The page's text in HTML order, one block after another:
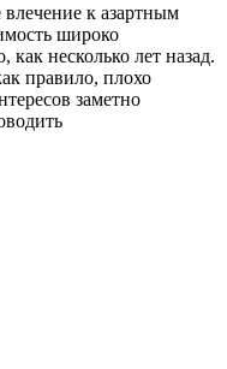
к азартным
широко
как несколько лет назад.
правило, плохо
заметно